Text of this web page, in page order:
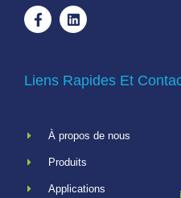
Liens Rapides Et
À propos de nous
Produits
Applications